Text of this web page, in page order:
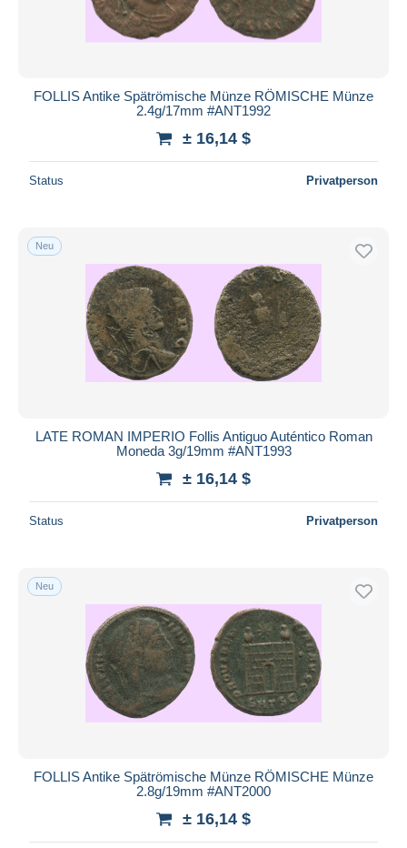
FOLLIS Antike Spätrömische Münze RÖMISCHE Münze
2.4g/17mm #ANT1992
± 16,14 $
Status Privatperson
Neu
LATE ROMAN IMPERIO Follis Antiguo Auténtico Roman
Moneda 3g/19mm #ANT1993
± 16,14 $
Status Privatperson
Neu
FOLLIS Antike Spätrömische Münze RÖMISCHE Münze
2.8g/19mm #ANT2000
± 16,14 $